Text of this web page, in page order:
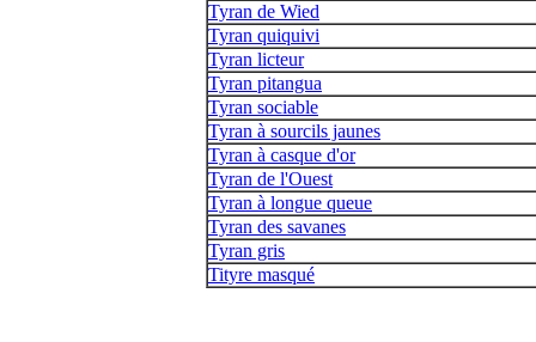
Tyran de Wied
Tyran quiquivi
Tyran licteur
Tyran pitangua
Tyran sociable
Tyran à sourcils jaunes
Tyran à casque d'or
Tyran de l'Ouest
Tyran à longue queue
Tyran des savanes
Tyran gris
Tityre masqué